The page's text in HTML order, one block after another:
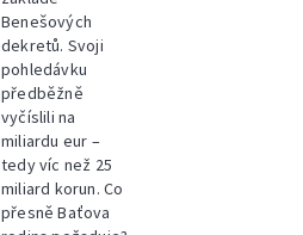
Benešových
dekretů. Svoji
pohledávku
předběžně
vyčíslili na
miliardu eur –
tedy víc než 25
miliard korun. Co
přesně Baťova